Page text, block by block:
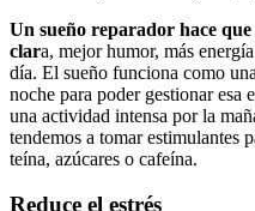
Un sueño reparador hace
clara, mejor humor, más
día. El sueño funciona como
noche para poder gestionar esa
una actividad intensa por la
tendemos a tomar estimulantes
teína, azúcares o cafeína.
Reduce el estrés